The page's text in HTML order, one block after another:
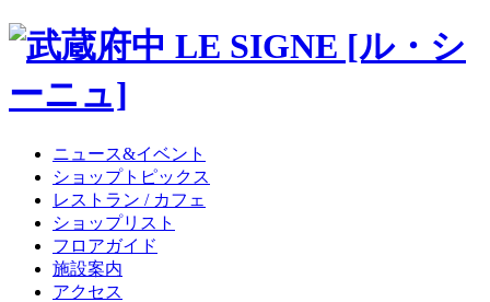
ニュース&イベント
ショップトピックス
レストラン / カフェ
ショップリスト
フロアガイド
施設案内
アクセス